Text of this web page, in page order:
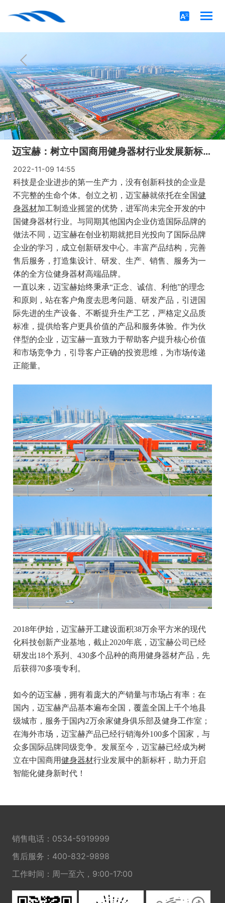
迈宝赫：树立中国商用健身器材行业发展新标杆，开启健身新时代
2022-11-09 14:55
科技是企业进步的第一生产力，没有创新科技的企业是
不完整的生命个体。创立之初，迈宝赫就依托在全国健
身器材加工制造业摇篮的优势，进军尚未完全开发的中
国健身器材行业。与同期其他国内企业仿造国际品牌的
做法不同，迈宝赫在创业初期就把目光投向了国际品牌
企业的学习，成立创新研发中心。丰富产品结构，完善
售后服务，打造集设计、研发、生产、销售、服务为一
体的全方位健身器材高端品牌。
一直以来，迈宝赫始终秉承“正念、诚信、利他”的理念
和原则，站在客户角度去思考问题、研发产品，引进国
际先进的生产设备、不断提升生产工艺，严格定义品质
标准，提供给客户更具价值的产品和服务体验。作为伙
伴型的企业，迈宝赫一直致力于帮助客户提升核心价值
和市场竞争力，引导客户正确的投资思维，为市场传递
正能量。
2018年伊始，迈宝赫开工建设面积38万余平方米的现代
化科技创新产业基地，截止2020年底，迈宝赫公司已经
研发出18个系列、430多个品种的商用健身器材产品，先
后获得70多项专利。
如今的迈宝赫，拥有着庞大的产销量与市场占有率：在
国内，迈宝赫产品基本遍布全国，覆盖全国上千个地县
级城市，服务于国内2万余家健身俱乐部及健身工作室；
在海外市场，迈宝赫产品已经行销海外100多个国家，与
众多国际品牌同级竞争。发展至今，迈宝赫已经成为树
立在中国商用健身器材行业发展中的新标杆，助力开启
智能化健身新时代！
销售电话： 0534-5919999
售后服务： 400-832-9898
工作时间：周一至六，9:00-17:00